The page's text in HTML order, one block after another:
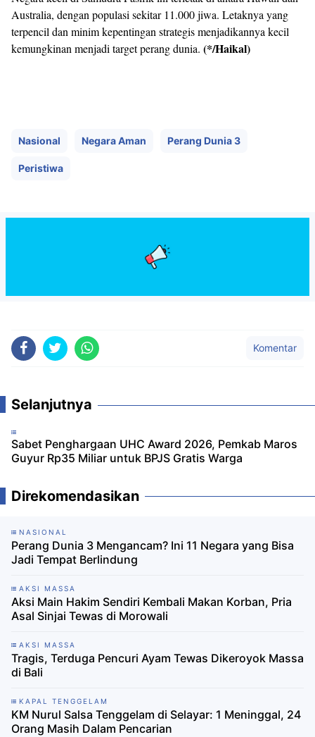
Australia, dengan populasi sekitar 11.000 jiwa. Letaknya yang
terpencil dan minim kepentingan strategis menjadikannya kecil
kemungkinan menjadi target perang dunia. (*/Haikal)
Nasional Negara Aman Perang Dunia 3
Peristiwa
Komentar
Selanjutnya
Sabet Penghargaan UHC Award 2026, Pemkab Maros
Guyur Rp35 Miliar untuk BPJS Gratis Warga
Direkomendasikan
NASIONAL
Perang Dunia 3 Mengancam? Ini 11 Negara yang Bisa
Jadi Tempat Berlindung
AKSI MASSA
Aksi Main Hakim Sendiri Kembali Makan Korban, Pria
Asal Sinjai Tewas di Morowali
AKSI MASSA
Tragis, Terduga Pencuri Ayam Tewas Dikeroyok Massa
di Bali
KAPAL TENGGELAM
KM Nurul Salsa Tenggelam di Selayar: 1 Meninggal, 24
Orang Masih Dalam Pencarian